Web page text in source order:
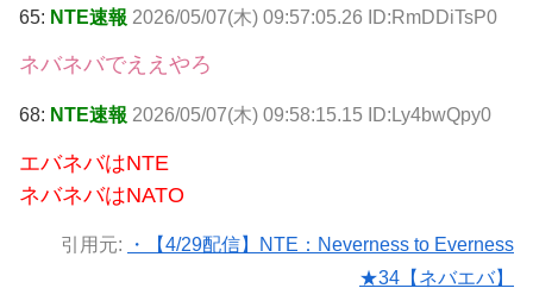
65: NTE速報 2026/05/07(木) 09:57:05.26 ID:RmDDiTsP0
ネバネバでええやろ
68: NTE速報 2026/05/07(木) 09:58:15.15 ID:Ly4bwQpy0
エバネバはNTE
ネバネバはNATO
引用元:
・【4/29配信】NTE：Neverness to Everness
★34【ネバエバ】